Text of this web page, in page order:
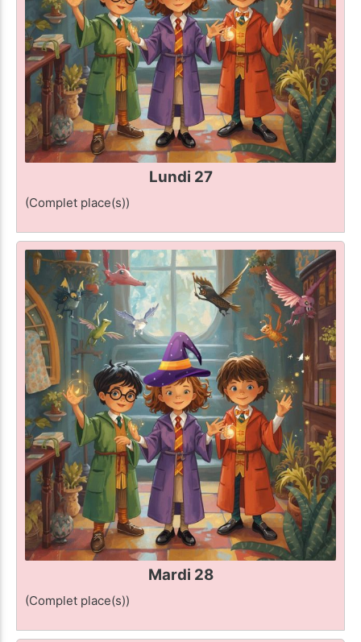
Lundi 27
(Complet place(s))
Mardi 28
(Complet place(s))